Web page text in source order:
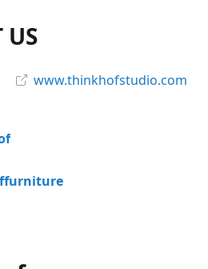
US
www.thinkhofstudio.com